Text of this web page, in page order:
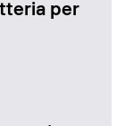
per